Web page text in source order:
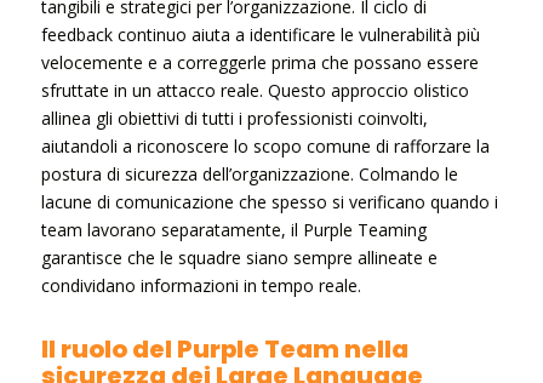
tangibili e strategici per l’organizzazione. Il ciclo di
feedback continuo aiuta a identificare le vulnerabilità più
velocemente e a correggerle prima che possano essere
sfruttate in un attacco reale. Questo approccio olistico
allinea gli obiettivi di tutti i professionisti coinvolti,
aiutandoli a riconoscere lo scopo comune di rafforzare la
postura di sicurezza dell’organizzazione. Colmando le
lacune di comunicazione che spesso si verificano quando i
team lavorano separatamente, il Purple Teaming
garantisce che le squadre siano sempre allineate e
condividano informazioni in tempo reale.
Il ruolo del Purple Team nella
sicurezza dei Large Language